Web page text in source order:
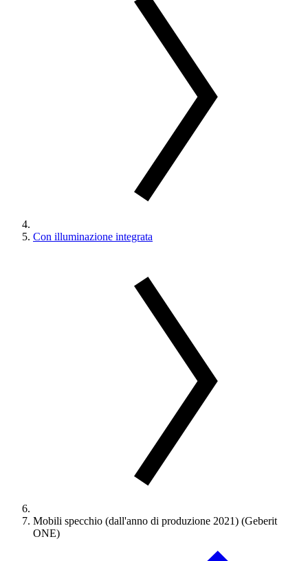
Con illuminazione integrata
Mobili specchio (dall'anno di produzione 2021) (Geberit
ONE)